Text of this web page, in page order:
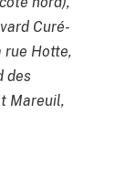
Curé-
rue Hotte,
des
Mareuil,